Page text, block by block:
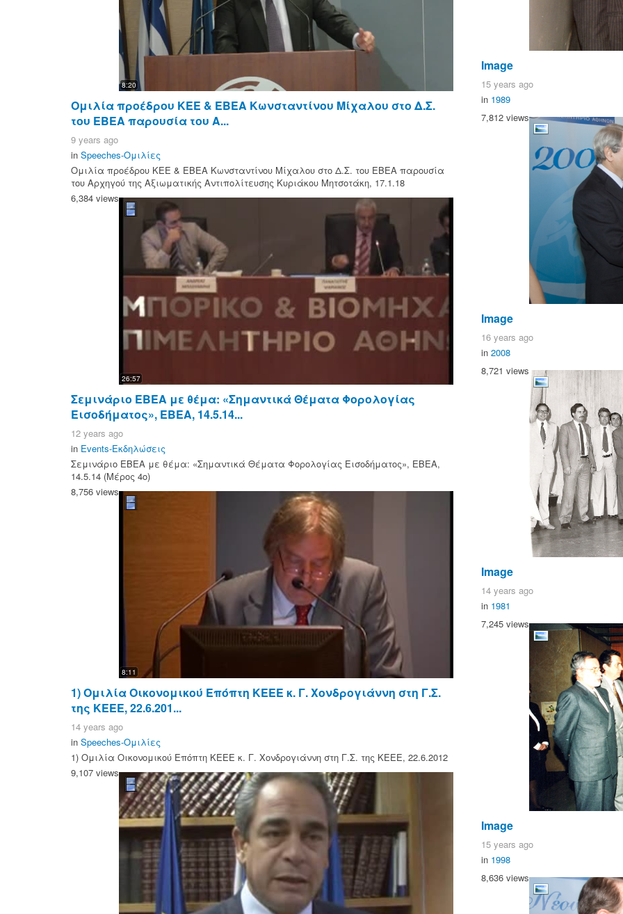
8:20
Ομιλία προέδρου ΚΕΕ & ΕΒΕΑ Κωνσταντίνου Μίχαλου στο Δ.Σ.
του ΕΒΕΑ παρουσία του Α...
9 years ago
in Speeches-Ομιλίες
Ομιλία προέδρου ΚΕΕ & ΕΒΕΑ Κωνσταντίνου Μίχαλου στο Δ.Σ. του ΕΒΕΑ παρουσία
του Αρχηγού της Αξιωματικής Αντιπολίτευσης Κυριάκου Μητσοτάκη, 17.1.18
6,384 views
26:57
Σεμινάριο ΕΒΕΑ με θέμα: «Σημαντικά Θέματα Φορολογίας
Εισοδήματος», ΕΒΕΑ, 14.5.14...
12 years ago
in Events-Εκδηλώσεις
Σεμινάριο ΕΒΕΑ με θέμα: «Σημαντικά Θέματα Φορολογίας Εισοδήματος», ΕΒΕΑ,
14.5.14 (Μέρος 4ο)
8,756 views
8:11
1) Ομιλία Οικονομικού Επόπτη ΚΕΕΕ κ. Γ. Χονδρογιάννη στη Γ.Σ.
της ΚΕΕΕ, 22.6.201...
14 years ago
in Speeches-Ομιλίες
1) Ομιλία Οικονομικού Επόπτη ΚΕΕΕ κ. Γ. Χονδρογιάννη στη Γ.Σ. της ΚΕΕΕ, 22.6.2012
9,107 views
Image
15 years ago
in 1989
7,812 views
Image
16 years ago
in 2008
8,721 views
Image
14 years ago
in 1981
7,245 views
Image
15 years ago
in 1998
8,636 views